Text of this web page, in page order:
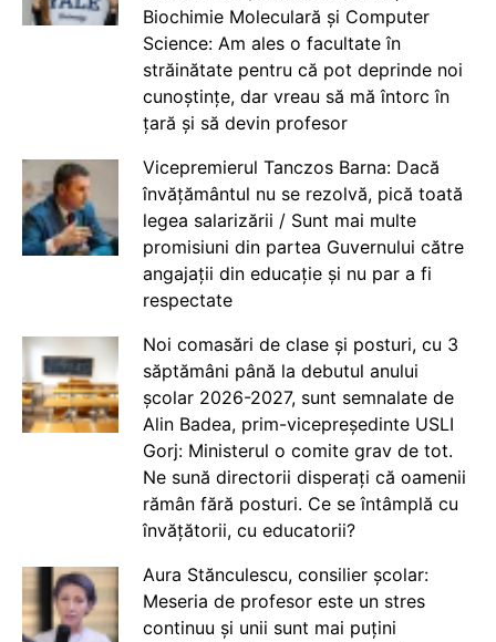
Biochimie Moleculară și Computer
Science: Am ales o facultate în
străinătate pentru că pot deprinde noi
cunoștințe, dar vreau să mă întorc în
țară și să devin profesor
Vicepremierul Tanczos Barna: Dacă
învățământul nu se rezolvă, pică toată
legea salarizării / Sunt mai multe
promisiuni din partea Guvernului către
angajații din educație și nu par a fi
respectate
Noi comasări de clase și posturi, cu 3
săptămâni până la debutul anului
școlar 2026-2027, sunt semnalate de
Alin Badea, prim-vicepreședinte USLI
Gorj: Ministerul o comite grav de tot.
Ne sună directorii disperați că oamenii
rămân fără posturi. Ce se întâmplă cu
învățătorii, cu educatorii?
Aura Stănculescu, consilier școlar:
Meseria de profesor este un stres
continuu și unii sunt mai puțini